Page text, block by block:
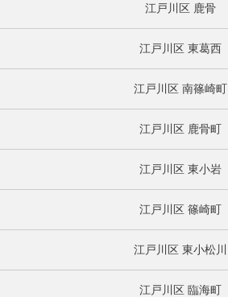
江戸川区 鹿骨
江戸川区 東葛西
江戸川区 南篠崎町
江戸川区 鹿骨町
江戸川区 東小岩
江戸川区 篠崎町
江戸川区 東小松川
江戸川区 臨海町